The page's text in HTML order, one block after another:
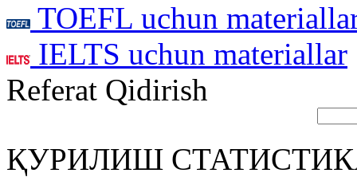
TOEFL uchun
IELTS uchun materiallar
Referat Qidirish
ҚУРИЛИШ